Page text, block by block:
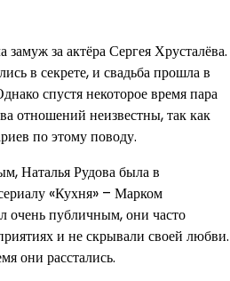
за актёра Сергея Хрусталёва.
в секрете, и свадьба прошла в
спустя некоторое время пара
отношений неизвестны, так как
по этому поводу.
Наталья Рудова была в
«Кухня» – Марком
публичным, они часто
и не скрывали своей любви.
они расстались.